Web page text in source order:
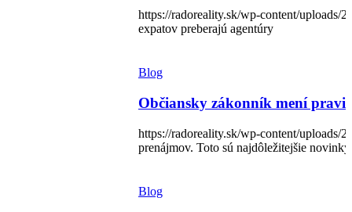
https://radoreality.sk/wp-content/uploads/
expatov preberajú agentúry
Blog
Občiansky zákonník mení
https://radoreality.sk/wp-content/uploads/
prenájmov. Toto sú najdôležitejšie novinky
Blog